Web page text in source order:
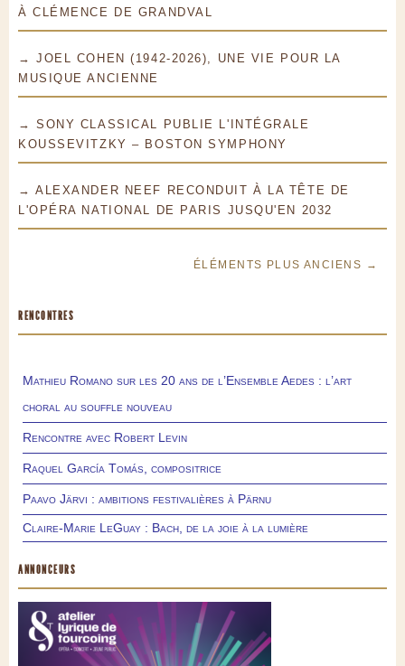
À CLÉMENCE DE GRANDVAL
→ JOEL COHEN (1942-2026), UNE VIE POUR LA
MUSIQUE ANCIENNE
→ SONY CLASSICAL PUBLIE L'INTÉGRALE
KOUSSEVITZKY – BOSTON SYMPHONY
→ ALEXANDER NEEF RECONDUIT À LA TÊTE DE
L'OPÉRA NATIONAL DE PARIS JUSQU'EN 2032
ÉLÉMENTS PLUS ANCIENS →
RENCONTRES
Mathieu Romano sur les 20 ans de l’Ensemble Aedes : l’art
choral au souffle nouveau
Rencontre avec Robert Levin
Raquel García Tomás, compositrice
Paavo Järvi : ambitions festivalières à Pärnu
Claire-Marie LeGuay : Bach, de la joie à la lumière
ANNONCEURS